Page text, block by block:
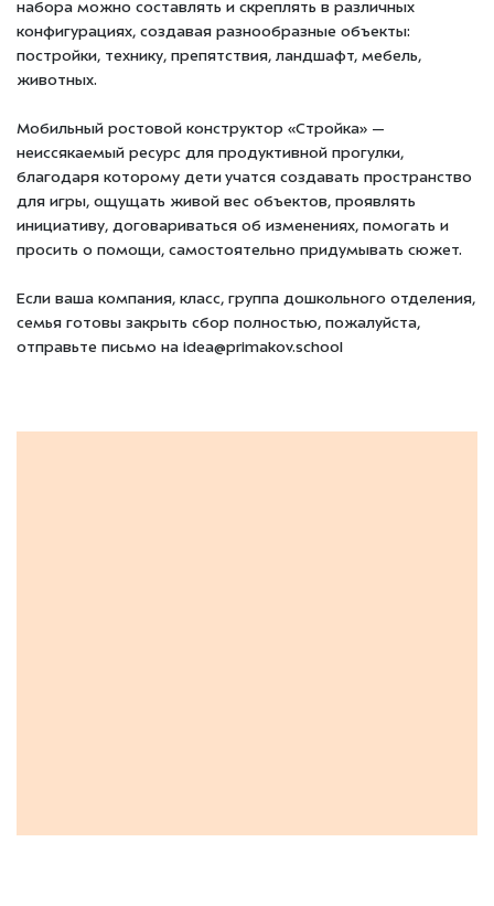
набора можно составлять и скреплять в различных
конфигурациях, создавая разнообразные объекты:
постройки, технику, препятствия, ландшафт, мебель,
животных.
Мобильный ростовой конструктор «Стройка» —
неиссякаемый ресурс для продуктивной прогулки,
благодаря которому дети учатся создавать пространство
для игры, ощущать живой вес объектов, проявлять
инициативу, договариваться об изменениях, помогать и
просить о помощи, самостоятельно придумывать сюжет.
Если ваша компания, класс, группа дошкольного отделения,
семья готовы закрыть сбор полностью, пожалуйста,
отправьте письмо на idea@primakov.school